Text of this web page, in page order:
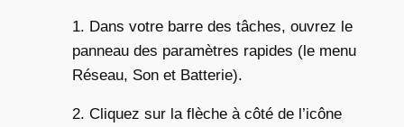
1. Dans votre barre des tâches, ouvrez le
panneau des paramètres rapides (le menu
Réseau, Son et Batterie).
2. Cliquez sur la flèche à côté de l’icône